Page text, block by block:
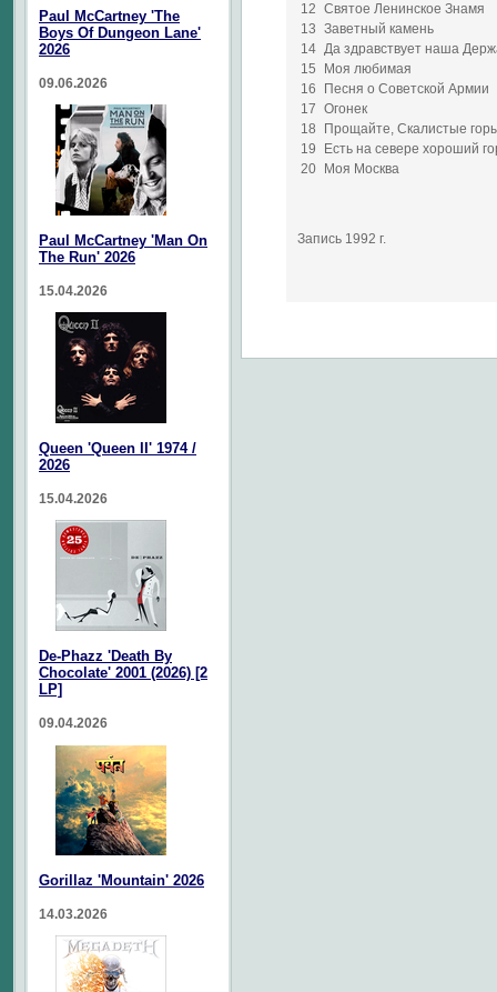
12 Святое Ленинское Знамя
13 Заветный камень
14 Да здравствует наша
15
Моя любимая
16
Песня о Советской Армии
17 Огонек
18
Прощайте, Скалистые
19
Есть на севере хороший
20
Моя Москва
Запись 1992 г.
Paul McCartney 'The
Boys Of Dungeon Lane'
2026
09.06.2026
Paul McCartney 'Man On
The Run' 2026
15.04.2026
Queen 'Queen II' 1974 /
2026
15.04.2026
De-Phazz 'Death By
Chocolate' 2001 (2026) [2
LP]
09.04.2026
Gorillaz 'Mountain' 2026
14.03.2026